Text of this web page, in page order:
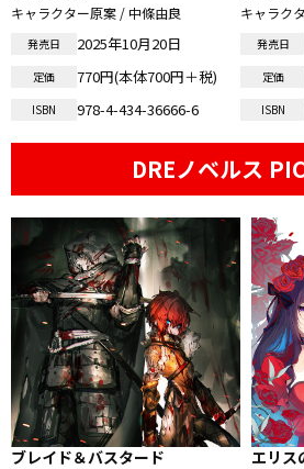
キャラクター原案 / 中條由良
発売日 2025年10月20日
定価 770円(本体700円＋税)
ISBN 978-4-434-36666-6
キャラク
発売日
定価
ISBN
DREノベルス
ブレイド＆バスタード エリス